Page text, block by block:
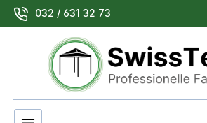
Passer au contenu principal
032 / 631 32 73